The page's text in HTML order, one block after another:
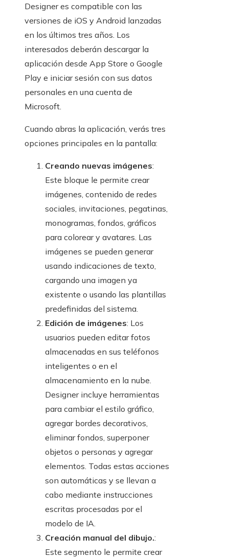
Designer es compatible con las
versiones de iOS y Android lanzadas
en los últimos tres años. Los
interesados ​​deberán descargar la
aplicación desde App Store o Google
Play e iniciar sesión con sus datos
personales en una cuenta de
Microsoft.
Cuando abras la aplicación, verás tres
opciones principales en la pantalla:
Creando nuevas imágenes:
Este bloque le permite crear
imágenes, contenido de redes
sociales, invitaciones, pegatinas,
monogramas, fondos, gráficos
para colorear y avatares. Las
imágenes se pueden generar
usando indicaciones de texto,
cargando una imagen ya
existente o usando las plantillas
predefinidas del sistema.
Edición de imágenes: Los
usuarios pueden editar fotos
almacenadas en sus teléfonos
inteligentes o en el
almacenamiento en la nube.
Designer incluye herramientas
para cambiar el estilo gráfico,
agregar bordes decorativos,
eliminar fondos, superponer
objetos o personas y agregar
elementos. Todas estas acciones
son automáticas y se llevan a
cabo mediante instrucciones
escritas procesadas por el
modelo de IA.
Creación manual del dibujo.:
Este segmento le permite crear